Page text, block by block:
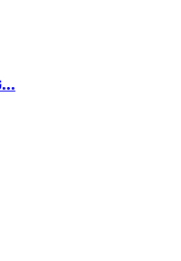
نگاهی به زندگی هنری ناصر عبد...